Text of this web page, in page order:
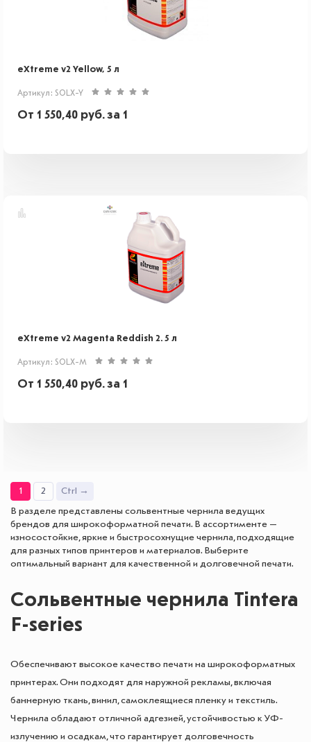
eXtreme v2 Yellow, 5 л
Артикул: SOLX-Y
От 1 550,40 руб.за 1
eXtreme v2 Magenta Reddish 2. 5 л
Артикул: SOLX-M
От 1 550,40 руб.за 1
1 2 Ctrl →
В разделе представлены сольвентные чернила ведущих
брендов для широкоформатной печати. В ассортименте —
износостойкие, яркие и быстросохнущие чернила, подходящие
для разных типов принтеров и материалов. Выберите
оптимальный вариант для качественной и долговечной печати.
Сольвентные чернила Tintera
F-series
Обеспечивают высокое качество печати на широкоформатных
принтерах. Они подходят для наружной рекламы, включая
баннерную ткань, винил, самоклеящиеся пленку и текстиль.
Чернила обладают отличной адгезией, устойчивостью к УФ-
излучению и осадкам, что гарантирует долговечность